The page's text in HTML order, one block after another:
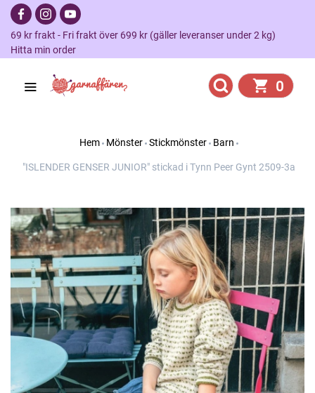
69 kr frakt - Fri frakt över 699 kr (gäller leveranser under 2 kg)
Hitta min order
0
Hem Mönster Stickmönster Barn
"ISLENDER GENSER JUNIOR" stickad i Tynn Peer Gynt 2509-3a